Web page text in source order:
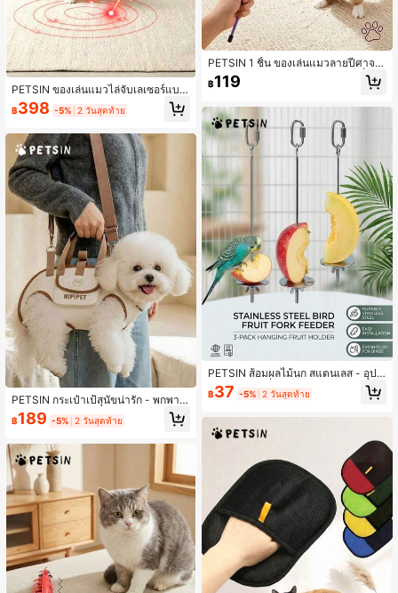
PETSIN ของเล่นแมวไล่จับเลเซอร์แบบ
โต้ตอบ - USB ชาร์จใหม่ได้, แบบถือหรื
อตั้งโต๊ะ, สวิตช์ตั้งเวลาอัตโนมัติ, สนุกไ
฿398 -5% 2 วันสุดท้าย
PETSIN กระเป๋าเป้สุนัขน่ารัก - พกพาไ
ด้ กระเป๋าเป้ระบายอากาศมีสายปรับได้
สำหรับแมวและสุนัข หิ้วข้ามกายหรือสะ
ขสไตล์
฿189 -5% 2 วันสุดท้าย
PETSIN 1 ชิ้น ของเล่นแมวลายปีศาจฮ
าโลวีน พร้อมไม้ล่อแมวขยาย กระดิ่ง แ
ละพู่
฿119
PETSIN ส้อมผลไม้นก สแตนเลส - อุปก
รณ์เสริมกรงเพื่อนก ชุดสำหรับการป้อนผ
ลไม้และขนม | อุปกรณ์เสริมนกทนสนิม
฿37 -5% 2 วันสุดท้าย